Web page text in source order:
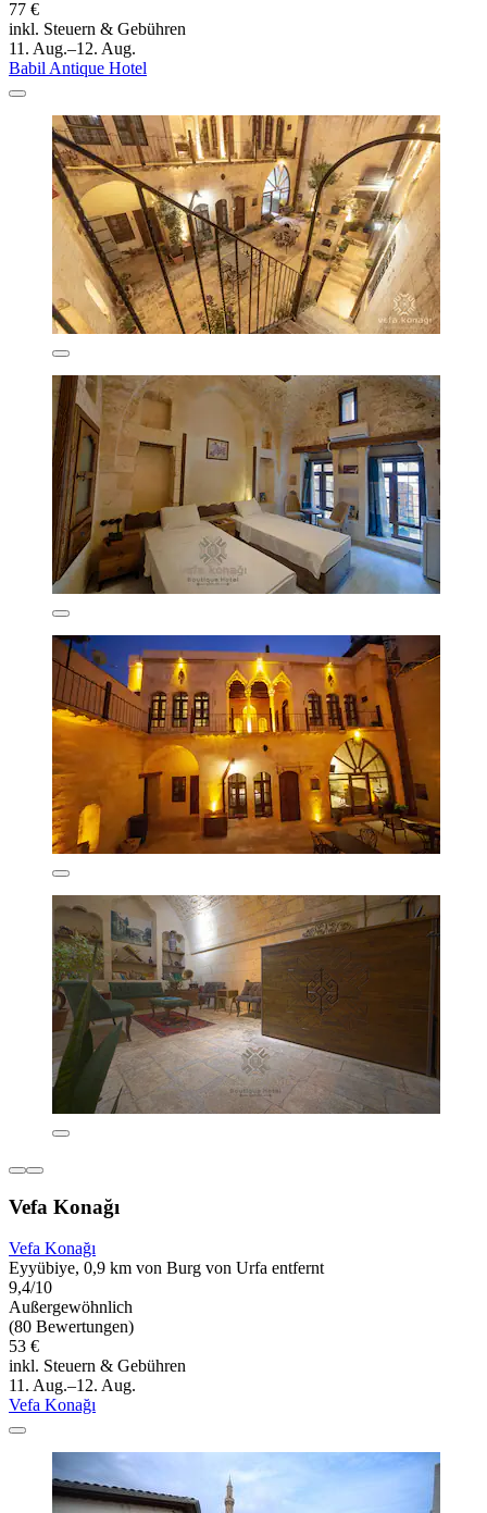
77 €
inkl. Steuern & Gebühren
11. Aug.–12. Aug.
Babil Antique Hotel
Vefa Konağı
Vefa Konağı
Eyyübiye, 0,9 km von Burg von Urfa entfernt
9,4/10
Außergewöhnlich
(80 Bewertungen)
53 €
inkl. Steuern & Gebühren
11. Aug.–12. Aug.
Vefa Konağı